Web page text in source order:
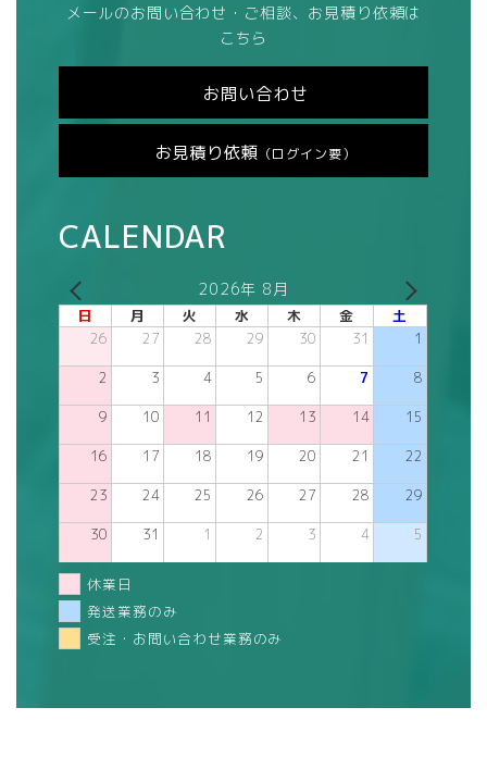
メールのお問い合わせ・ご相談、お見積り依頼は
こちら
お問い合わせ
お見積り依頼 （ログイン要）
CALENDAR
2026年 8月
日 月 火 水 木 金 土
26 27 28 29 30 31 1
2 3 4 5 6 7 8
9 10 11 12 13 14 15
16 17 18 19 20 21 22
23 24 25 26 27 28 29
30 31 1 2 3 4 5
休業日
発送業務のみ
受注・お問い合わせ業務のみ